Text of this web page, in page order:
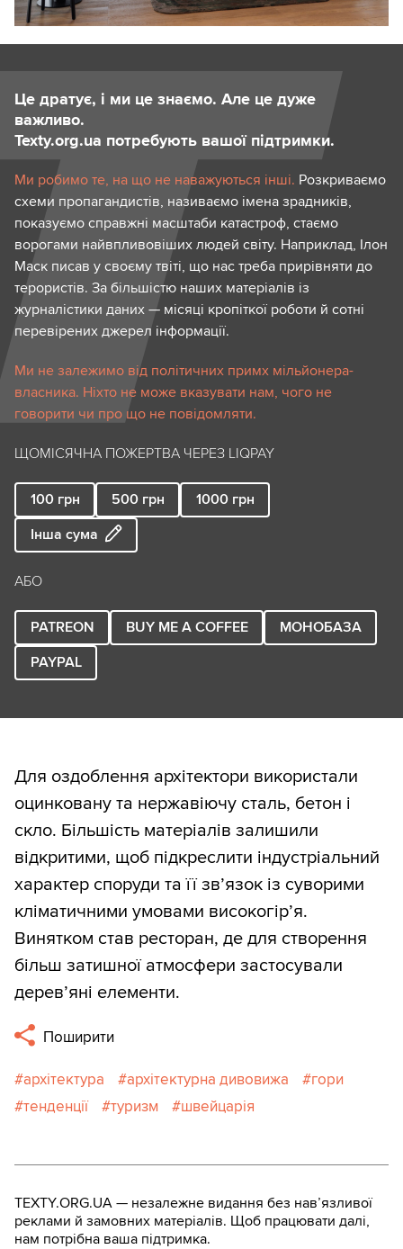
Це дратує, і ми це знаємо. Але це дуже
важливо.
Texty.org.ua потребують вашої підтримки.
Ми робимо те, на що не наважуються інші. Розкриваємо
схеми пропагандистів, називаємо імена зрадників,
показуємо справжні масштаби катастроф, стаємо
ворогами найвпливовіших людей світу. Наприклад, Ілон
Маск писав у своєму твіті, що нас треба прирівняти до
терористів. За більшістю наших матеріалів із
журналістики даних — місяці кропіткої роботи й сотні
перевірених джерел інформації.
Ми не залежимо від політичних примх мільйонера-
власника. Ніхто не може вказувати нам, чого не
говорити чи про що не повідомляти.
ЩОМІСЯЧНА ПОЖЕРТВА ЧЕРЕЗ LIQPAY
100 грн 500 грн 1000 грн
Інша сума
АБО
PATREON BUY ME A COFFEE
МОНОБАЗА
PAYPAL
Для оздоблення архітектори використали
оцинковану та нержавіючу сталь, бетон і
скло. Більшість матеріалів залишили
відкритими, щоб підкреслити індустріальний
характер споруди та її зв’язок із суворими
кліматичними умовами високогір’я.
Винятком став ресторан, де для створення
більш затишної атмосфери застосували
дерев’яні елементи.
Поширити
архітектура архітектурна дивовижа
гори
тенденції
туризм швейцарія
TEXTY.ORG.UA — незалежне видання без навʼязливої
реклами й замовних матеріалів. Щоб працювати далі,
нам потрібна ваша підтримка.